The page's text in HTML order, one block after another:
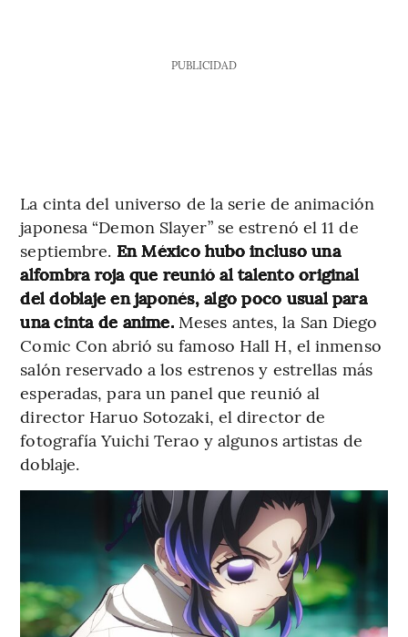
PUBLICIDAD
La cinta del universo de la serie de animación
japonesa “Demon Slayer” se estrenó el 11 de
septiembre. En México hubo incluso una
alfombra roja que reunió al talento original
del doblaje en japonés, algo poco usual para
una cinta de anime.Meses antes, la San Diego
Comic Con abrió su famoso Hall H, el inmenso
salón reservado a los estrenos y estrellas más
esperadas, para un panel que reunió al
director Haruo Sotozaki, el director de
fotografía Yuichi Terao y algunos artistas de
doblaje.